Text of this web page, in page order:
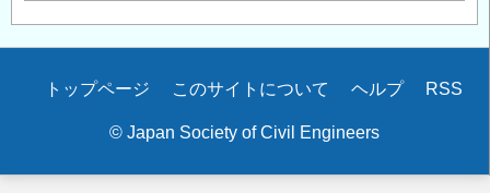
Secondary
トップページ このサイトについて ヘルプ RSS
© Japan Society of Civil Engineers